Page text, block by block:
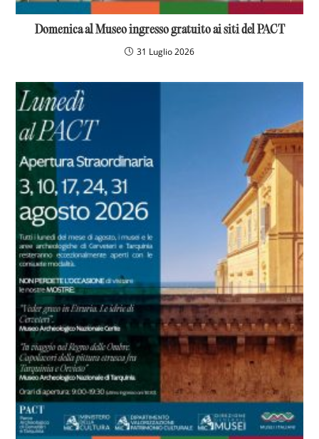
Domenica al Museo ingresso gratuito ai siti del PACT
31 Luglio 2026